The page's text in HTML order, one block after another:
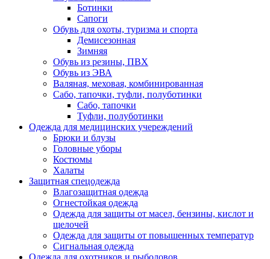
Ботинки
Сапоги
Обувь для охоты, туризма и спорта
Демисезонная
Зимняя
Обувь из резины, ПВХ
Обувь из ЭВА
Валяная, меховая, комбинированная
Сабо, тапочки, туфли, полуботинки
Сабо, тапочки
Туфли, полуботинки
Одежда для медицинских учереждений
Брюки и блузы
Головные уборы
Костюмы
Халаты
Защитная спецодежда
Влагозащитная одежда
Огнестойкая одежда
Одежда для защиты от масел, бензины, кислот и
щелочей
Одежда для защиты от повышенных температур
Сигнальная одежда
Одежда для охотников и рыболовов